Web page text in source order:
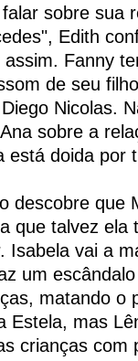
sobre sua
Edith
assim. Fanny
de seu
Nicolas.
sobre a
está doida por
descobre que
que talvez ela
Isabela vai a
um
matando o
Estela, mas
crianças com